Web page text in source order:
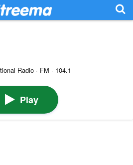
Radio · FM · 104.1
Play